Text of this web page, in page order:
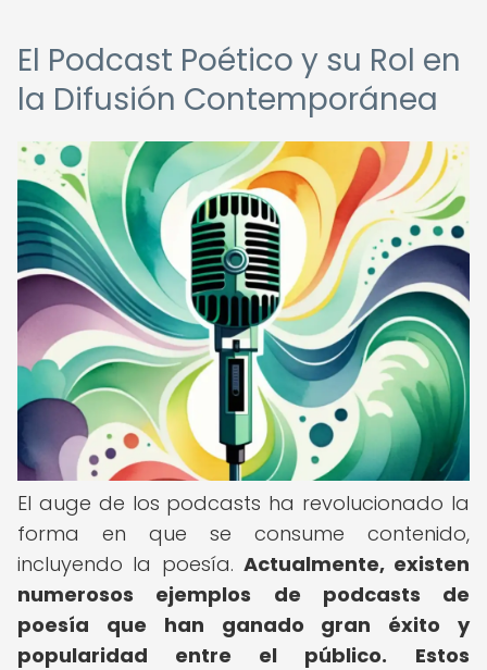
El Podcast Poético y su Rol en
la Difusión Contemporánea
El auge de los podcasts ha revolucionado la
forma en que se consume contenido,
incluyendo la poesía. Actualmente, existen
numerosos ejemplos de podcasts de
poesía que han ganado gran éxito y
popularidad entre el público.
Estos